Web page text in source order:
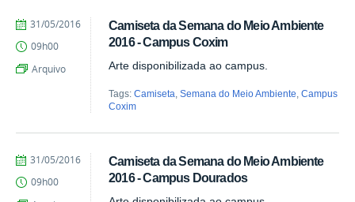
Camiseta da Semana do Meio Ambiente
2016 - Campus Coxim
Arte disponibilizada ao campus.
Tags:Camiseta ,Semana do Meio Ambiente ,Campus
Coxim
by
Aragão
Published
31/05/2016
09h00
Arquivo
Camiseta da Semana do Meio Ambiente
2016 - Campus Dourados
by
Aragão
Published
31/05/2016
09h00